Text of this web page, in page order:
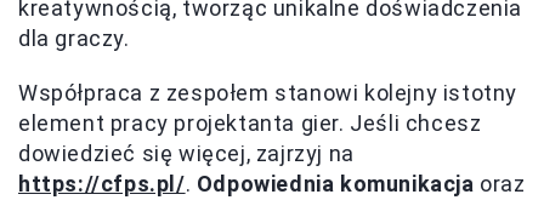
kreatywnością, tworząc unikalne doświadczenia
dla graczy.
Współpraca z zespołem stanowi kolejny istotny
element pracy projektanta gier. Jeśli chcesz
dowiedzieć się więcej, zajrzyj na
https://cfps.pl/. Odpowiednia komunikacja oraz